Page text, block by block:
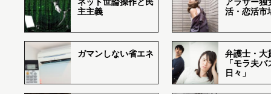
主主義
活・恋活市
ガマンしない省エネ
弁護士・大
「モラ夫
日々」